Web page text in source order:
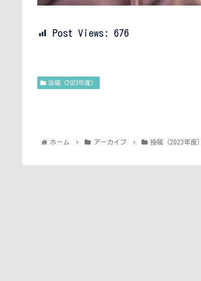
Post Views: 676
投稿（2023年度）
ホーム アーカイブ 投稿（2023年度）